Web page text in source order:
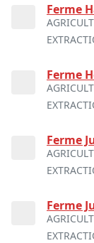
Ferme
Ferme
Ferme
Ferme